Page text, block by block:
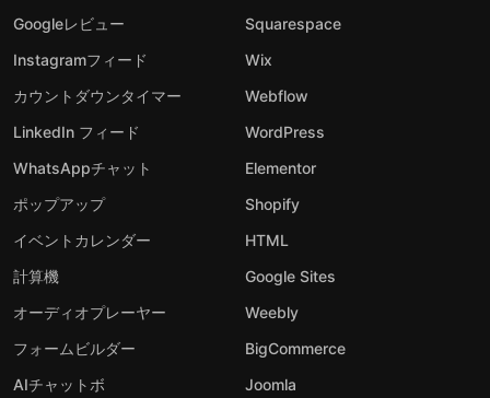
Googleレビュー
Instagramフィード
カウントダウンタイマー
LinkedIn フィード
WhatsAppチャット
ポップアップ
イベントカレンダー
計算機
オーディオプレーヤー
フォームビルダー
AIチャットボ
Squarespace
Wix
Webflow
WordPress
Elementor
Shopify
HTML
Google Sites
Weebly
BigCommerce
Joomla